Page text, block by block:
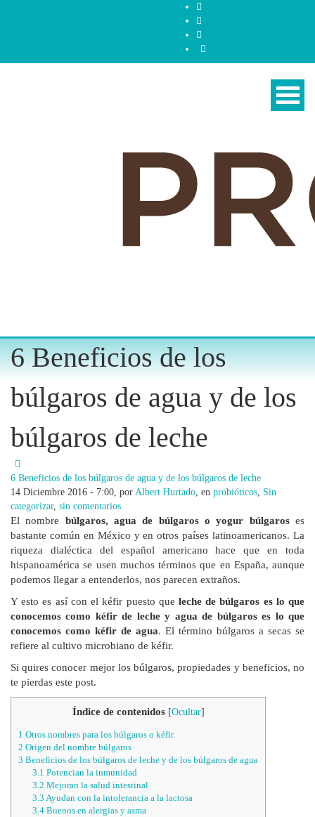
6 Beneficios de los
búlgaros de agua y de los
búlgaros de leche
6 Beneficios de los búlgaros de agua y de los búlgaros de leche
14 Diciembre 2016 - 7:00, por Albert Hurtado, en probióticos, Sin
categorizar, sin comentarios
El nombre búlgaros, agua de búlgaros o yogur búlgaroses
bastante común en México y en otros países latinoamericanos. La
riqueza dialéctica del español americano hace que en toda
hispanoamérica se usen muchos términos que en España, aunque
podemos llegar a entenderlos, nos parecen extraños.
Y esto es así con el kéfir puesto que leche de búlgaros es lo que
conocemos como kéfir de leche y agua de búlgaros es lo que
conocemos como kéfir de agua. El término búlgaros a secas se
refiere al cultivo microbiano de kéfir.
Si quires conocer mejor los búlgaros, propiedades y beneficios, no
te pierdas este post.
Índice de contenidos [Ocultar]
1 Otros nombres para los búlgaros o kéfir
2 Origen del nombre búlgaros
3 Beneficios de los búlgaros de leche y de los búlgaros de agua
3.1 Potencian la inmunidad
3.2 Mejoran la salud intestinal
3.3 Ayudan con la intolerancia a la lactosa
3.4Buenos en alergias y asma